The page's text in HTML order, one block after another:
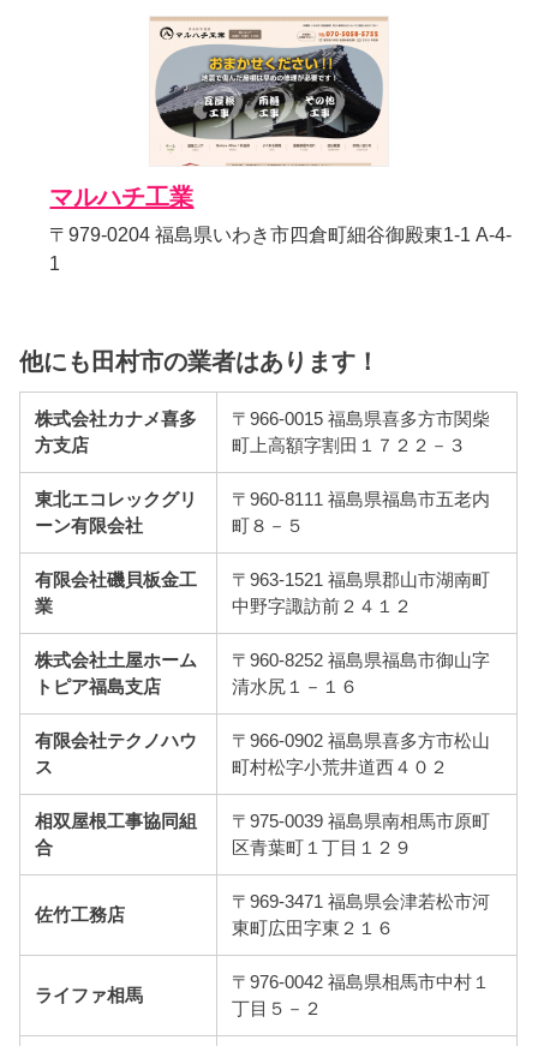
マルハチ工業
〒979-0204 福島県いわき市四倉町細谷御殿東1-1 A-4-
1
他にも田村市の業者はあります！
株式会社カナメ喜多
方支店
〒966-0015 福島県喜多方市関柴
町上高額字割田１７２２－３
東北エコレックグリ
ーン有限会社
〒960-8111 福島県福島市五老内
町８－５
有限会社磯貝板金工
業
〒963-1521 福島県郡山市湖南町
中野字諏訪前２４１２
株式会社土屋ホーム
トピア福島支店
〒960-8252 福島県福島市御山字
清水尻１－１６
有限会社テクノハウ
ス
〒966-0902 福島県喜多方市松山
町村松字小荒井道西４０２
相双屋根工事協同組
合
〒975-0039 福島県南相馬市原町
区青葉町１丁目１２９
佐竹工務店
〒969-3471 福島県会津若松市河
東町広田字東２１６
ライファ相馬
〒976-0042 福島県相馬市中村１
丁目５－２